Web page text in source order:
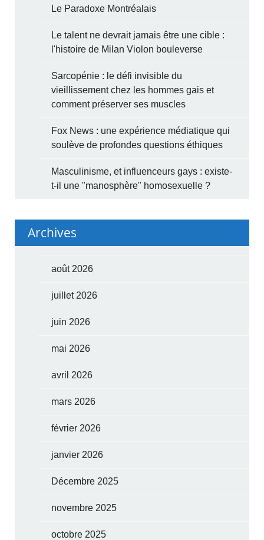
Le Paradoxe Montréalais
Le talent ne devrait jamais être une cible :
l'histoire de Milan Violon bouleverse
Sarcopénie : le défi invisible du
vieillissement chez les hommes gais et
comment préserver ses muscles
Fox News : une expérience médiatique qui
soulève de profondes questions éthiques
Masculinisme, et influenceurs gays : existe-
t-il une "manosphère" homosexuelle ?
Archives
août 2026
juillet 2026
juin 2026
mai 2026
avril 2026
mars 2026
février 2026
janvier 2026
Décembre 2025
novembre 2025
octobre 2025